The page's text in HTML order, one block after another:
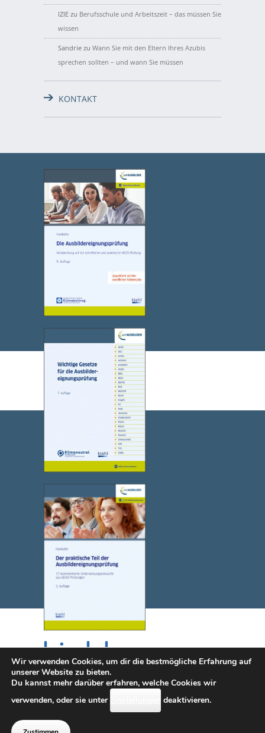
IZIE zu Berufsschule und Arbeitszeit – das müssen Sie
wissen
Sandrie zu Wann Sie mit den Eltern Ihres Azubis
sprechen sollten – und wann Sie müssen
KONTAKT
© 2025 NWB Verlag. Kiehl ist eine Marke des NWB Verlags.
Kontakt | Impressum
| Erklärung zur
Barrierefreiheit (diese Seite wird i.S.d.
Wir verwenden Cookies, um dir die bestmögliche Erfahrung auf
unserer Website zu bieten.
Du kannst mehr darüber erfahren, welche Cookies wir
verwenden, oder sie unter
deaktivieren.